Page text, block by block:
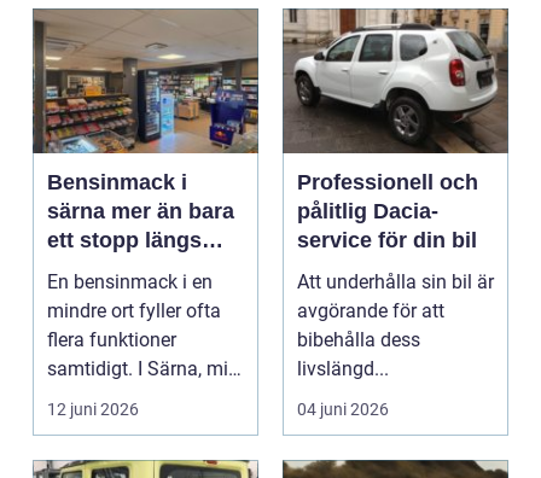
Bensinmack i
särna mer än bara
ett stopp längs
vägen
En bensinmack i en
mindre ort fyller ofta
flera funktioner
samtidigt. I Särna, mitt
i norra Dalarna,...
12 juni 2026
Professionell och
pålitlig Dacia-
service för din bil
Att underhålla sin bil är
avgörande för att
bibehålla dess
livslängd...
04 juni 2026